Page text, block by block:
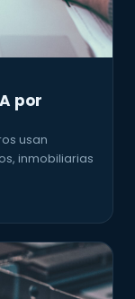
por
usan
inmobiliarias